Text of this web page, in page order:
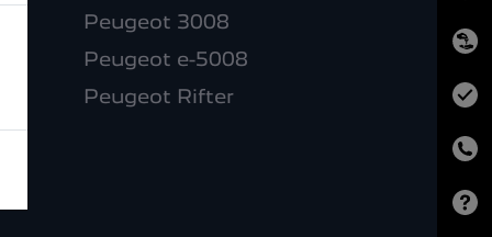
Peugeot 3008
Peugeot e-5008
Peugeot Rifter